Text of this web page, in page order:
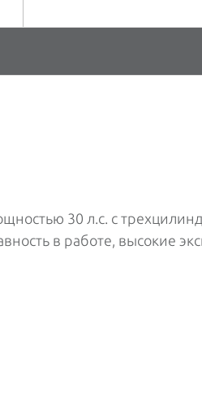
30 л.с. с
в работе, высокие